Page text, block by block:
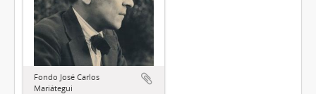
Fondo José Carlos
Mariátegui